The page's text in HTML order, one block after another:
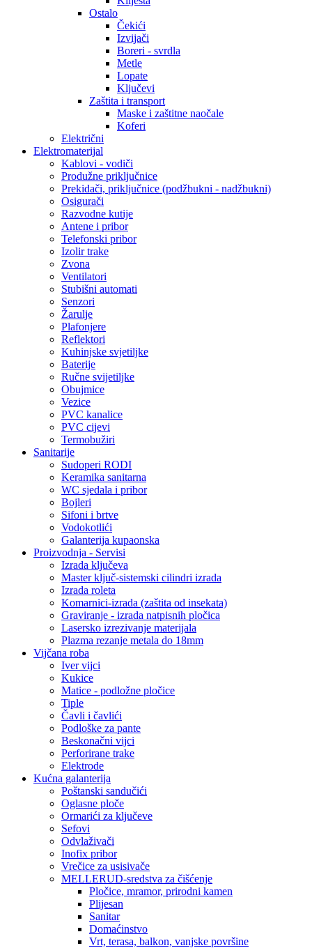
Ostalo
Čekići
Izvijači
Boreri - svrdla
Metle
Lopate
Ključevi
Zaštita i transport
Maske i zaštitne naočale
Koferi
Električni
Elektromaterijal
Kablovi - vodiči
Produžne priključnice
Prekidači, priključnice (podžbukni - nadžbukni)
Osigurači
Razvodne kutije
Antene i pribor
Telefonski pribor
Izolir trake
Zvona
Ventilatori
Stubišni automati
Senzori
Žarulje
Plafonjere
Reflektori
Kuhinjske svjetiljke
Baterije
Ručne svijetiljke
Obujmice
Vezice
PVC kanalice
PVC cijevi
Termobužiri
Sanitarije
Sudoperi RODI
Keramika sanitarna
WC sjedala i pribor
Bojleri
Sifoni i brtve
Vodokotlići
Galanterija kupaonska
Proizvodnja - Servisi
Izrada ključeva
Master ključ-sistemski cilindri izrada
Izrada roleta
Komarnici-izrada (zaštita od insekata)
Graviranje - izrada natpisnih pločica
Lasersko izrezivanje materijala
Plazma rezanje metala do 18mm
Vijčana roba
Iver vijci
Kukice
Matice - podložne pločice
Tiple
Čavli i čavlići
Podloške za pante
Beskonačni vijci
Perforirane trake
Elektrode
Kućna galanterija
Poštanski sandučići
Oglasne ploče
Ormarići za ključeve
Sefovi
Odvlaživači
Inofix pribor
Vrečice za usisivače
MELLERUD-sredstva za čišćenje
Pločice, mramor, prirodni kamen
Plijesan
Sanitar
Domaćinstvo
Vrt, terasa, balkon, vanjske površine